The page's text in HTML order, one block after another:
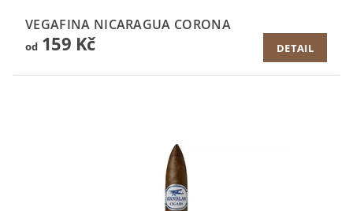
VEGAFINA NICARAGUA CORONA
od159 Kč DETAIL